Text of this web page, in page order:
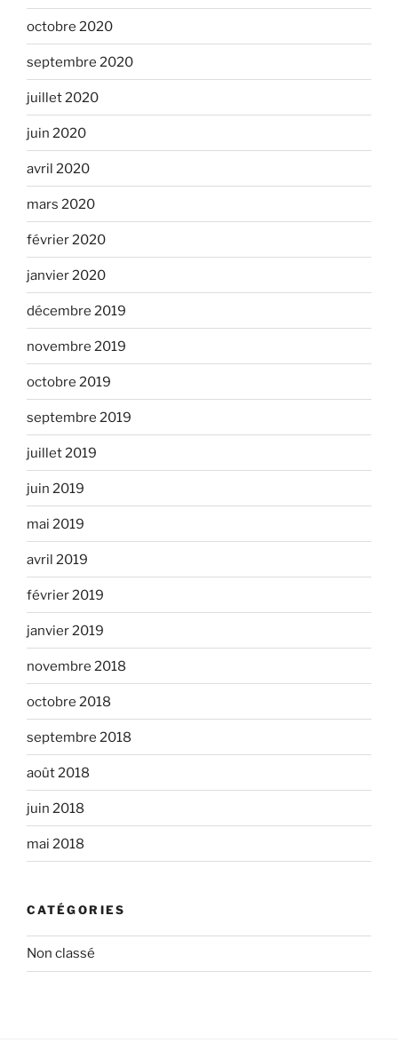
octobre 2020
septembre 2020
juillet 2020
juin 2020
avril 2020
mars 2020
février 2020
janvier 2020
décembre 2019
novembre 2019
octobre 2019
septembre 2019
juillet 2019
juin 2019
mai 2019
avril 2019
février 2019
janvier 2019
novembre 2018
octobre 2018
septembre 2018
août 2018
juin 2018
mai 2018
CATÉGORIES
Non classé